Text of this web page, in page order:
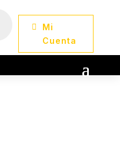
Mi
Cuenta